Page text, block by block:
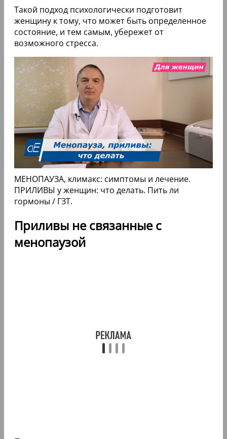
Такой подход психологически подготовит
женщину к тому, что может быть определенное
состояние, и тем самым, убережет от
возможного стресса.
МЕНОПАУЗА, климакс: симптомы и лечение.
ПРИЛИВЫ у женщин: что делать. Пить ли
гормоны / ГЗТ.
Приливы не связанные с
менопаузой